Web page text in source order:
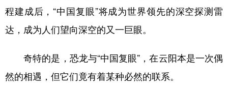
程建成后，“中国复眼”将成为世界领先的深空探测雷
达，成为人们望向深空的又一巨眼。
奇特的是，恐龙与“中国复眼”，在云阳本是一次偶
然的相遇，但它们竟有着某种必然的联系。